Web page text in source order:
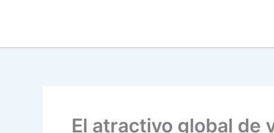
El atractivo global de